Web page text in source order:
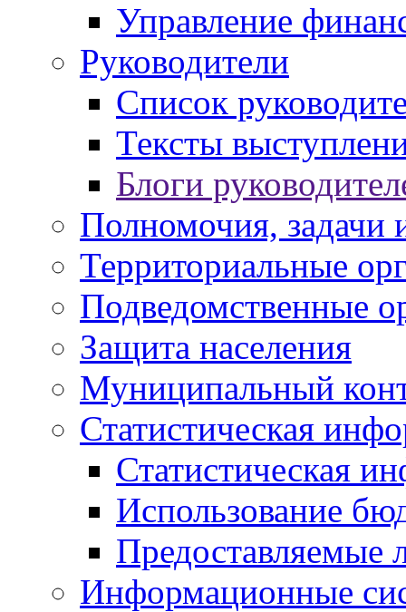
Управление
Руководители
Список
Тексты
Блоги
Полномочия, задачи
Территориальные
Подведомственные
Защита населения
Муниципальный
Статистическая
Статистическая
Использование
Предоставляемые
Информационные